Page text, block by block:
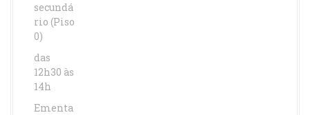
secundá
rio (Piso
0)
das
12h30 às
14h
Ementa